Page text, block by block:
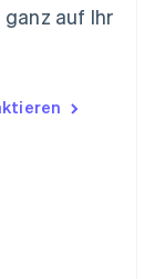
auf Ihr